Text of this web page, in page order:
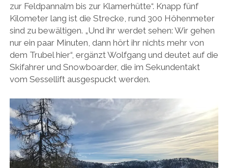
zur Feldpannalm bis zur Klamerhütte“. Knapp fünf
Kilometer lang ist die Strecke, rund 300 Höhenmeter
sind zu bewältigen. „Und ihr werdet sehen: Wir gehen
nur ein paar Minuten, dann hört ihr nichts mehr von
dem Trubel hier“, ergänzt Wolfgang und deutet auf die
Skifahrer und Snowboarder, die im Sekundentakt
vom Sessellift ausgespuckt werden.